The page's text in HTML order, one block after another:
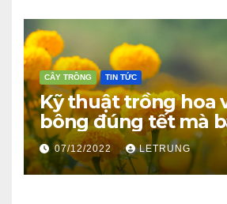
CÂY TRỒNG TIN TỨC
Kỹ thuật trồng hoa
bông đúng tết mà
thể bỏ qua
07/12/2022 LETRUNG